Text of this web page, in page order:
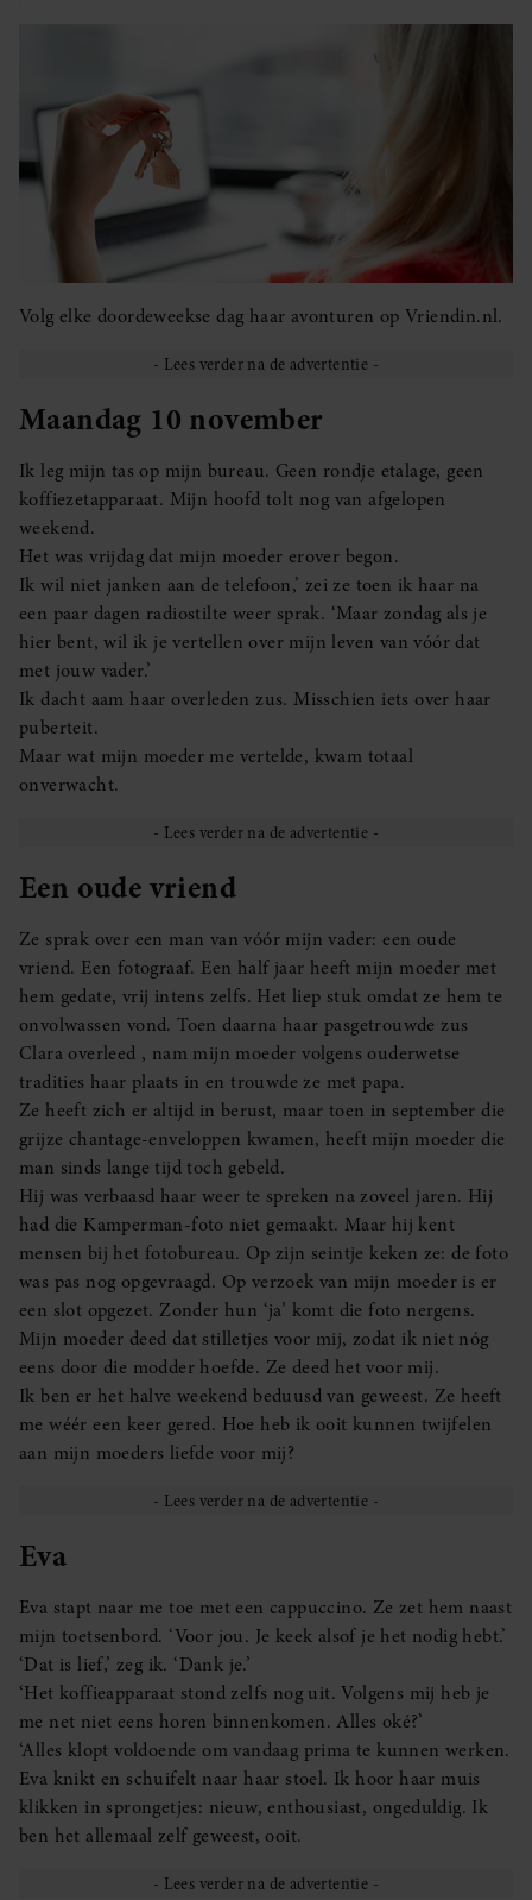
Volg elke doordeweekse dag haar avonturen op Vriendin.nl.
Maandag 10 november
Ik leg mijn tas op mijn bureau. Geen rondje etalage, geen
koffiezetapparaat. Mijn hoofd tolt nog van afgelopen
weekend.
Het was vrijdag dat mijn moeder erover begon.
Ik wil niet janken aan de telefoon,’ zei ze toen ik haar na
een paar dagen radiostilte weer sprak. ‘Maar zondag als je
hier bent, wil ik je vertellen over mijn leven van vóór dat
met jouw vader.’
Ik dacht aam haar overleden zus. Misschien iets over haar
puberteit.
Maar wat mijn moeder me vertelde, kwam totaal
onverwacht.
Een oude vriend
Ze sprak over een man van vóór mijn vader: een oude
vriend. Een fotograaf. Een half jaar heeft mijn moeder met
hem gedate, vrij intens zelfs. Het liep stuk omdat ze hem te
onvolwassen vond. Toen daarna haar pasgetrouwde zus
Clara overleed , nam mijn moeder volgens ouderwetse
tradities haar plaats in en trouwde ze met papa.
Ze heeft zich er altijd in berust, maar toen in september die
grijze chantage-enveloppen kwamen, heeft mijn moeder die
man sinds lange tijd toch gebeld.
Hij was verbaasd haar weer te spreken na zoveel jaren. Hij
had die Kamperman-foto niet gemaakt. Maar hij kent
mensen bij het fotobureau. Op zijn seintje keken ze: de foto
was pas nog opgevraagd. Op verzoek van mijn moeder is er
een slot opgezet. Zonder hun ‘ja’ komt die foto nergens.
Mijn moeder deed dat stilletjes voor mij, zodat ik niet nóg
eens door die modder hoefde. Ze deed het voor mij.
Ik ben er het halve weekend beduusd van geweest. Ze heeft
me wéér een keer gered. Hoe heb ik ooit kunnen twijfelen
aan mijn moeders liefde voor mij?
Eva
Eva stapt naar me toe met een cappuccino. Ze zet hem naast
mijn toetsenbord. ‘Voor jou. Je keek alsof je het nodig hebt.’
‘Dat is lief,’ zeg ik. ‘Dank je.’
‘Het koffieapparaat stond zelfs nog uit. Volgens mij heb je
me net niet eens horen binnenkomen. Alles oké?’
‘Alles klopt voldoende om vandaag prima te kunnen werken.
Eva knikt en schuifelt naar haar stoel. Ik hoor haar muis
klikken in sprongetjes: nieuw, enthousiast, ongeduldig. Ik
ben het allemaal zelf geweest, ooit.